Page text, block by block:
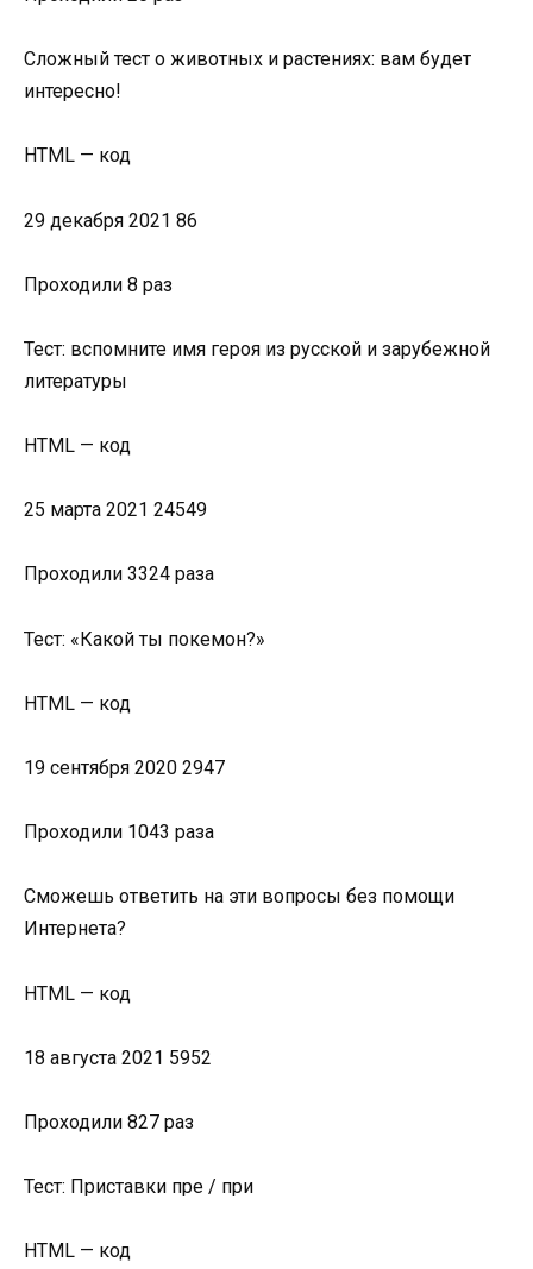
Сложный тест о животных и растениях: вам будет
интересно!
HTML — код
29 декабря 2021 86
Проходили 8 раз
Тест: вспомните имя героя из русской и зарубежной
литературы
HTML — код
25 марта 2021 24549
Проходили 3324 раза
Тест: «Какой ты покемон?»
HTML — код
19 сентября 2020 2947
Проходили 1043 раза
Сможешь ответить на эти вопросы без помощи
Интернета?
HTML — код
18 августа 2021 5952
Проходили 827 раз
Тест: Приставки пре / при
HTML — код